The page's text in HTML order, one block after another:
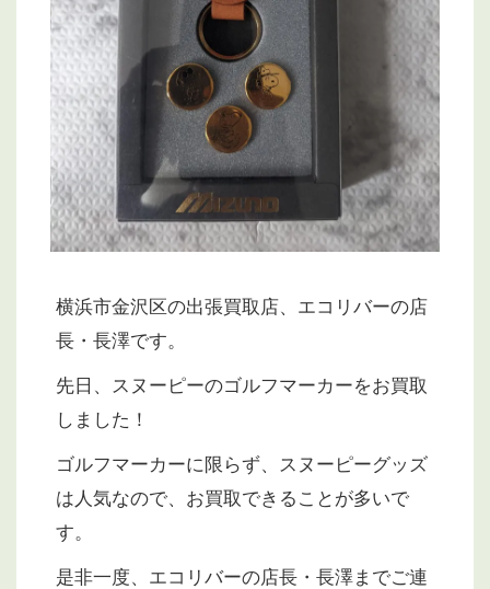
横浜市金沢区の出張買取店、エコリバーの店
長・長澤です。
先日、スヌーピーのゴルフマーカーをお買取
しました！
ゴルフマーカーに限らず、スヌーピーグッズ
は人気なので、お買取できることが多いで
す。
是非一度、エコリバーの店長・長澤までご連